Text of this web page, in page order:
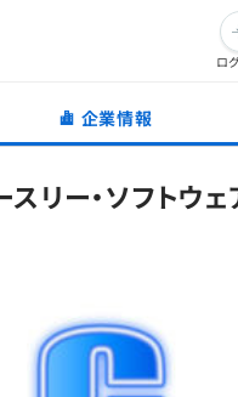
ロ
企業情報
リー・ソフトウェ